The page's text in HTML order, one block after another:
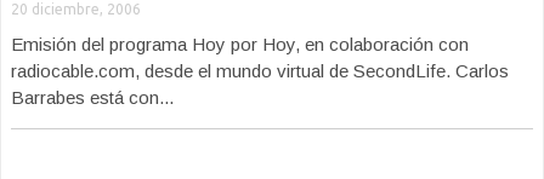
20 diciembre, 2006
Emisión del programa Hoy por Hoy, en colaboración con
radiocable.com, desde el mundo virtual de SecondLife. Carlos
Barrabes está con...